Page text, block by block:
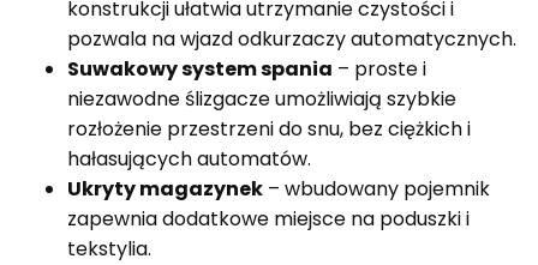
konstrukcji ułatwia utrzymanie czystości i
pozwala na wjazd odkurzaczy automatycznych.
Suwakowy system spania – proste i
niezawodne ślizgacze umożliwiają szybkie
rozłożenie przestrzeni do snu, bez ciężkich i
hałasujących automatów.
Ukryty magazynek – wbudowany pojemnik
zapewnia dodatkowe miejsce na poduszki i
tekstylia.